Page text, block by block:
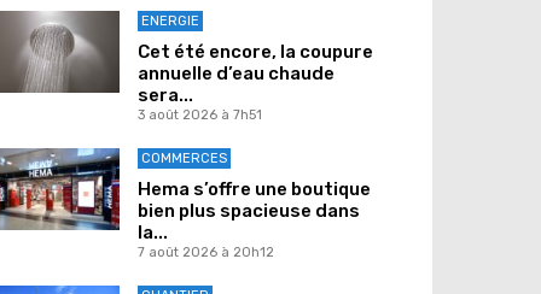
ENERGIE
Cet été encore, la coupure
annuelle d’eau chaude
sera...
3 août 2026 à 7h51
COMMERCES
Hema s’offre une boutique
bien plus spacieuse dans
la...
7 août 2026 à 20h12